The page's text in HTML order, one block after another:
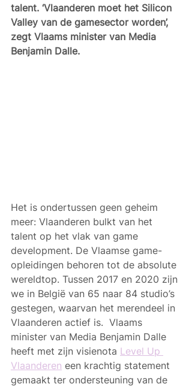
talent. ‘Vlaanderen moet het Silicon
Valley van de gamesector worden’,
zegt Vlaams minister van Media
Benjamin Dalle.
Het is ondertussen geen geheim
meer: Vlaanderen bulkt van het
talent op het vlak van game
development. De Vlaamse game-
opleidingen behoren tot de absolute
wereldtop. Tussen 2017 en 2020 zijn
we in België van 65 naar 84 studio’s
gestegen, waarvan het merendeel in
Vlaanderen actief is.  Vlaams
minister van Media Benjamin Dalle
heeft met zijn visienota Level Up
Vlaanderen een krachtig statement
gemaakt ter ondersteuning van de